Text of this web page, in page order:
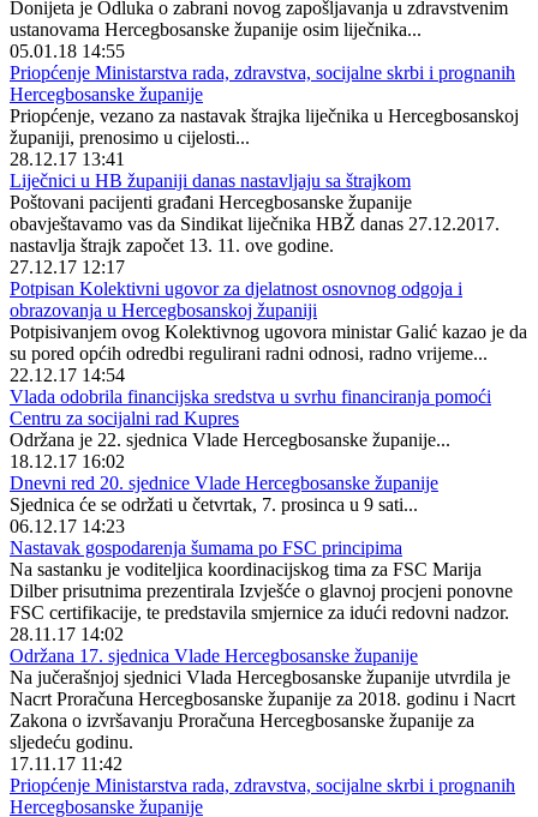
Donijeta je Odluka o zabrani novog zapošljavanja u zdravstvenim
ustanovama Hercegbosanske županije osim liječnika...
05.01.18 14:55
Priopćenje Ministarstva rada, zdravstva, socijalne skrbi i prognanih
Hercegbosanske županije
Priopćenje, vezano za nastavak štrajka liječnika u Hercegbosanskoj
županiji, prenosimo u cijelosti...
28.12.17 13:41
Liječnici u HB županiji danas nastavljaju sa štrajkom
Poštovani pacijenti građani Hercegbosanske županije
obavještavamo vas da Sindikat liječnika HBŽ danas 27.12.2017.
nastavlja štrajk započet 13. 11. ove godine.
27.12.17 12:17
Potpisan Kolektivni ugovor za djelatnost osnovnog odgoja i
obrazovanja u Hercegbosanskoj županiji
Potpisivanjem ovog Kolektivnog ugovora ministar Galić kazao je da
su pored općih odredbi regulirani radni odnosi, radno vrijeme...
22.12.17 14:54
Vlada odobrila financijska sredstva u svrhu financiranja pomoći
Centru za socijalni rad Kupres
Održana je 22. sjednica Vlade Hercegbosanske županije...
18.12.17 16:02
Dnevni red 20. sjednice Vlade Hercegbosanske županije
Sjednica će se održati u četvrtak, 7. prosinca u 9 sati...
06.12.17 14:23
Nastavak gospodarenja šumama po FSC principima
Na sastanku je voditeljica koordinacijskog tima za FSC Marija
Dilber prisutnima prezentirala Izvješće o glavnoj procjeni ponovne
FSC certifikacije, te predstavila smjernice za idući redovni nadzor.
28.11.17 14:02
Održana 17. sjednica Vlade Hercegbosanske županije
Na jučerašnjoj sjednici Vlada Hercegbosanske županije utvrdila je
Nacrt Proračuna Hercegbosanske županije za 2018. godinu i Nacrt
Zakona o izvršavanju Proračuna Hercegbosanske županije za
sljedeću godinu.
17.11.17 11:42
Priopćenje Ministarstva rada, zdravstva, socijalne skrbi i prognanih
Hercegbosanske županije